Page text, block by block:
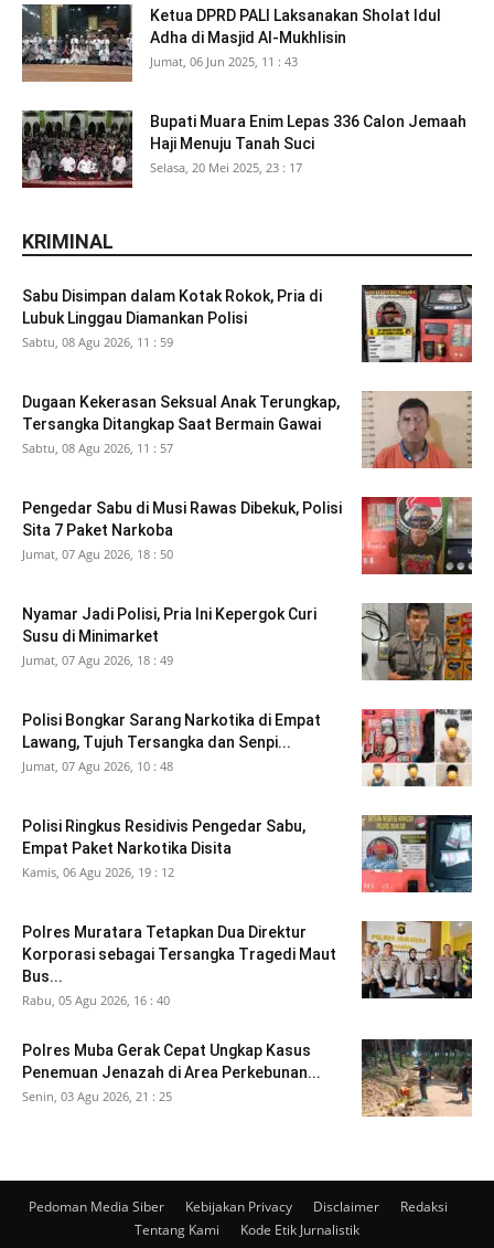
Ketua DPRD PALI Laksanakan Sholat Idul
Adha di Masjid Al-Mukhlisin
Jumat, 06 Jun 2025, 11 : 43
Bupati Muara Enim Lepas 336 Calon Jemaah
Haji Menuju Tanah Suci
Selasa, 20 Mei 2025, 23 : 17
KRIMINAL
Sabu Disimpan dalam Kotak Rokok, Pria di
Lubuk Linggau Diamankan Polisi
Sabtu, 08 Agu 2026, 11 : 59
Dugaan Kekerasan Seksual Anak Terungkap,
Tersangka Ditangkap Saat Bermain Gawai
Sabtu, 08 Agu 2026, 11 : 57
Pengedar Sabu di Musi Rawas Dibekuk, Polisi
Sita 7 Paket Narkoba
Jumat, 07 Agu 2026, 18 : 50
Nyamar Jadi Polisi, Pria Ini Kepergok Curi
Susu di Minimarket
Jumat, 07 Agu 2026, 18 : 49
Polisi Bongkar Sarang Narkotika di Empat
Lawang, Tujuh Tersangka dan Senpi...
Jumat, 07 Agu 2026, 10 : 48
Polisi Ringkus Residivis Pengedar Sabu,
Empat Paket Narkotika Disita
Kamis, 06 Agu 2026, 19 : 12
Polres Muratara Tetapkan Dua Direktur
Korporasi sebagai Tersangka Tragedi Maut
Bus...
Rabu, 05 Agu 2026, 16 : 40
Polres Muba Gerak Cepat Ungkap Kasus
Penemuan Jenazah di Area Perkebunan...
Senin, 03 Agu 2026, 21 : 25
Pedoman Media Siber Kebijakan Privacy Disclaimer
Redaksi
Tentang Kami
Kode Etik Jurnalistik